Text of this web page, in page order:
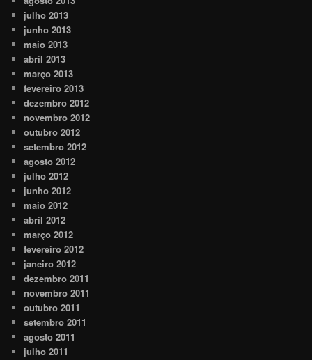
julho 2013
junho 2013
maio 2013
abril 2013
março 2013
fevereiro 2013
dezembro 2012
novembro 2012
outubro 2012
setembro 2012
agosto 2012
julho 2012
junho 2012
maio 2012
abril 2012
março 2012
fevereiro 2012
janeiro 2012
dezembro 2011
novembro 2011
outubro 2011
setembro 2011
agosto 2011
julho 2011